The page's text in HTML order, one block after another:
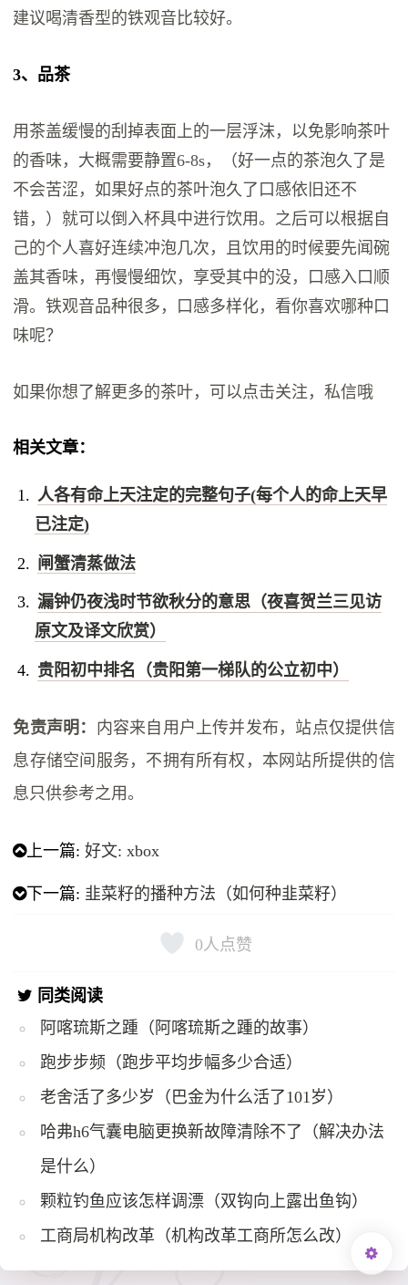
建议喝清香型的铁观音比较好。
3、品茶
用茶盖缓慢的刮掉表面上的一层浮沫，以免影响茶叶
的香味，大概需要静置6-8s，（好一点的茶泡久了是
不会苦涩，如果好点的茶叶泡久了口感依旧还不
错，）就可以倒入杯具中进行饮用。之后可以根据自
己的个人喜好连续冲泡几次，且饮用的时候要先闻碗
盖其香味，再慢慢细饮，享受其中的没，口感入口顺
滑。铁观音品种很多，口感多样化，看你喜欢哪种口
味呢？
如果你想了解更多的茶叶，可以点击关注，私信哦
相关文章：
人各有命上天注定的完整句子(每个人的命上天早
已注定)
闸蟹清蒸做法
漏钟仍夜浅时节欲秋分的意思（夜喜贺兰三见访
原文及译文欣赏）
贵阳初中排名（贵阳第一梯队的公立初中）
免责声明： 内容来自用户上传并发布，站点仅提供信
息存储空间服务，不拥有所有权，本网站所提供的信
息只供参考之用。
上一篇:好文: xbox
下一篇: 韭菜籽的播种方法（如何种韭菜籽）
0人点赞
同类阅读
阿喀琉斯之踵（阿喀琉斯之踵的故事）
跑步步频（跑步平均步幅多少合适）
老舍活了多少岁（巴金为什么活了101岁）
哈弗h6气囊电脑更换新故障清除不了（解决办法
是什么）
颗粒钓鱼应该怎样调漂（双钩向上露出鱼钩）
工商局机构改革（机构改革工商所怎么改）